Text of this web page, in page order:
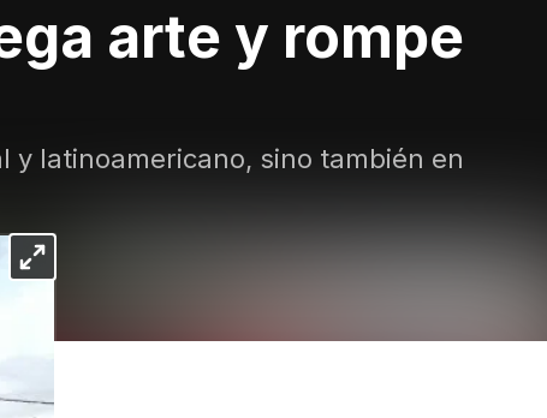
arte y rompe
y latinoamericano, sino también en